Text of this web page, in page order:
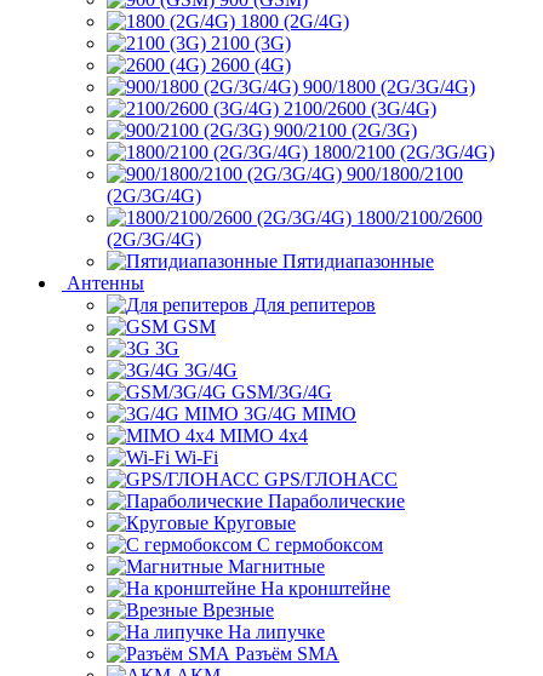
1800 (2G/4G)
2100 (3G)
2600 (4G)
900/1800 (2G/3G/4G)
2100/2600 (3G/4G)
900/2100 (2G/3G)
1800/2100 (2G/3G/4G)
900/1800/2100
(2G/3G/4G)
1800/2100/2600
(2G/3G/4G)
Пятидиапазонные
Антенны
Для репитеров
GSM
3G
3G/4G
GSM/3G/4G
3G/4G MIMO
MIMO 4x4
Wi-Fi
GPS/ГЛОНАСС
Параболические
Круговые
С гермобоксом
Магнитные
На кронштейне
Врезные
На липучке
Разъём SMA